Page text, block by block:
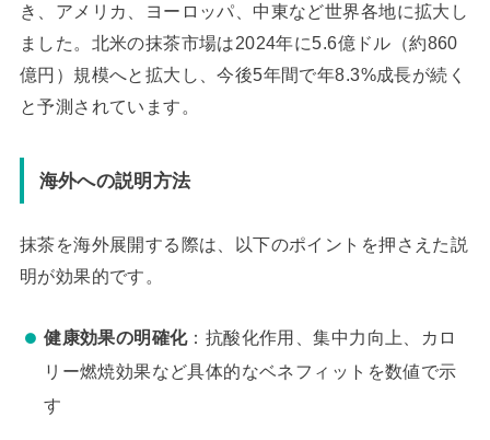
き、アメリカ、ヨーロッパ、中東など世界各地に拡大し
ました。北米の抹茶市場は2024年に5.6億ドル（約860
億円）規模へと拡大し、今後5年間で年8.3%成長が続く
と予測されています。
海外への説明方法
抹茶を海外展開する際は、以下のポイントを押さえた説
明が効果的です。
健康効果の明確化：抗酸化作用、集中力向上、カロ
リー燃焼効果など具体的なベネフィットを数値で示
す